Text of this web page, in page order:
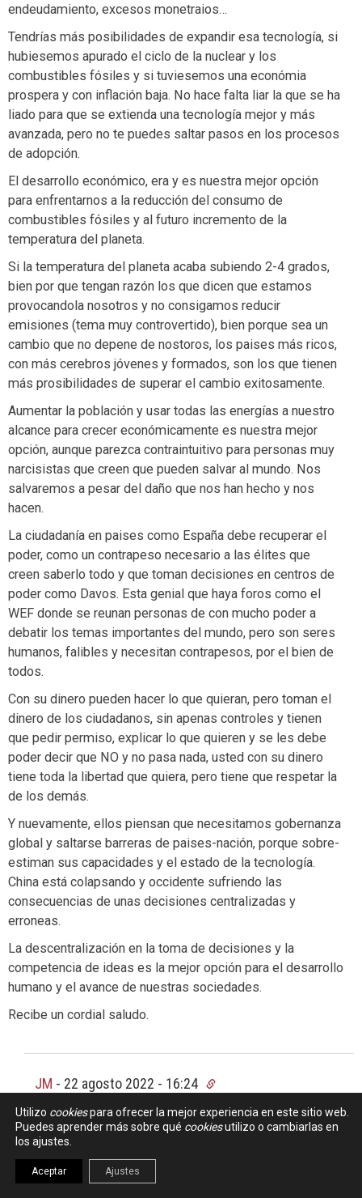
endeudamiento, excesos monetraios…
Tendrías más posibilidades de expandir esa tecnología, si
hubiesemos apurado el ciclo de la nuclear y los
combustibles fósiles y si tuviesemos una económia
prospera y con inflación baja. No hace falta liar la que se ha
liado para que se extienda una tecnología mejor y más
avanzada, pero no te puedes saltar pasos en los procesos
de adopción.
El desarrollo económico, era y es nuestra mejor opción
para enfrentarnos a la reducción del consumo de
combustibles fósiles y al futuro incremento de la
temperatura del planeta.
Si la temperatura del planeta acaba subiendo 2-4 grados,
bien por que tengan razón los que dicen que estamos
provocandola nosotros y no consigamos reducir
emisiones (tema muy controvertido), bien porque sea un
cambio que no depene de nostoros, los paises más ricos,
con más cerebros jóvenes y formados, son los que tienen
más prosibilidades de superar el cambio exitosamente.
Aumentar la población y usar todas las energías a nuestro
alcance para crecer económicamente es nuestra mejor
opción, aunque parezca contraintuitivo para personas muy
narcisistas que creen que pueden salvar al mundo. Nos
salvaremos a pesar del daño que nos han hecho y nos
hacen.
La ciudadanía en paises como España debe recuperar el
poder, como un contrapeso necesario a las élites que
creen saberlo todo y que toman decisiones en centros de
poder como Davos. Esta genial que haya foros como el
WEF donde se reunan personas de con mucho poder a
debatir los temas importantes del mundo, pero son seres
humanos, falibles y necesitan contrapesos, por el bien de
todos.
Con su dinero pueden hacer lo que quieran, pero toman el
dinero de los ciudadanos, sin apenas controles y tienen
que pedir permiso, explicar lo que quieren y se les debe
poder decir que NO y no pasa nada, usted con su dinero
tiene toda la libertad que quiera, pero tiene que respetar la
de los demás.
Y nuevamente, ellos piensan que necesitamos gobernanza
global y saltarse barreras de paises-nación, porque sobre-
estiman sus capacidades y el estado de la tecnología.
China está colapsando y occidente sufriendo las
consecuencias de unas decisiones centralizadas y
erroneas.
La descentralización en la toma de decisiones y la
competencia de ideas es la mejor opción para el desarrollo
humano y el avance de nuestras sociedades.
Recibe un cordial saludo.
JM - 22 agosto 2022 - 16:24
Si empezamos dudando de dónde viene el
calentamiento global paro de leer.
Utilizo cookiespara ofrecer la mejor experiencia en este sitio web.
Puedes aprender más sobre qué cookiesutilizo o cambiarlas en
los ajustes.
Aceptar Ajustes